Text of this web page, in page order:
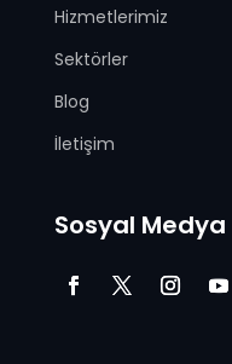
Hizmetlerimiz
Sektörler
Blog
İletişim
Sosyal Medya